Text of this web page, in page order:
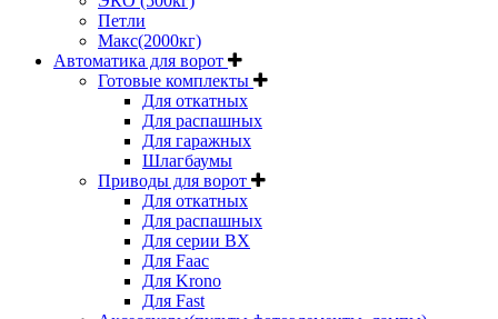
Петли
Макс(2000кг)
Автоматика для ворот
Готовые комплекты
Для откатных
Для распашных
Для гаражных
Шлагбаумы
Приводы для ворот
Для откатных
Для распашных
Для серии BX
Для Faac
Для Krono
Для Fast